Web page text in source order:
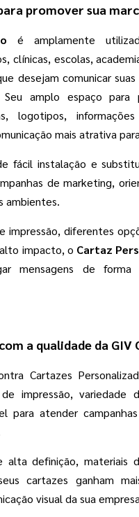
promover sua
é amplamente
clínicas, escolas,
desejam comunicar
amplo espaço para
logotipos,
mais atrativa
fácil instalação e
de marketing,
ambientes.
impressão, diferentes
impacto, o Cartaz
mensagens de forma
a qualidade da GIV
Cartazes
impressão, variedade
para atender campanhas
alta definição, materiais
cartazes ganham
visual da sua